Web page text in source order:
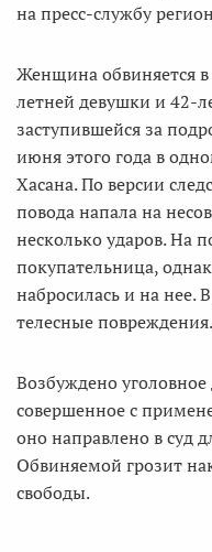
на пресс-службу
Женщина обвиняется
летней девушки и 42-
заступившейся за
июня этого года в
Хасана. По версии
повода напала на
несколько ударов. На
покупательница,
набросилась и на нее.
телесные повреждения.
Возбуждено уголовное
совершенное с
оно направлено в суд
Обвиняемой грозит
свободы.